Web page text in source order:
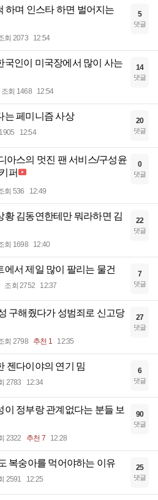
하며 인스타 하면 벌어지는
회 2073 12:54
5
댓글
국인이 미국장에서 많이 사는
조회 1468 12:54
14
댓글
는 페미니즘 사상
12:54
20
댓글
아스의 멋진 팬 서비스/구성윤
퍼
회 536 12:49
0
댓글
황 김동연한테만 뭐라하면 김
회 1698 12:40
22
댓글
에서 제일 많이 팔리는 물건
조회 2752 12:37
7
댓글
구해줬다가 성범죄로 신고당
회 2798 추천 1 12:35
27
댓글
젠다이야의 연기 밈
2783 12:34
6
댓글
이 정부랑 관계없다는 분들 보
2322 추천 7 12:28
90
댓글
복숭아를 먹어야하는 이유
2591 12:25
25
댓글